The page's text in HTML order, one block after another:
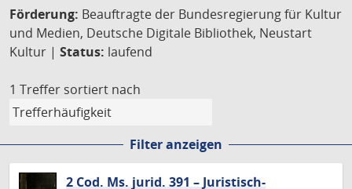
Förderung: Beauftragte der Bundesregierung für Kultur
und Medien, Deutsche Digitale Bibliothek, Neustart
Kultur | Status: laufend
1 Treffer sortiert nach
Filter anzeigen
2 Cod. Ms. jurid. 391 – Juristisch-